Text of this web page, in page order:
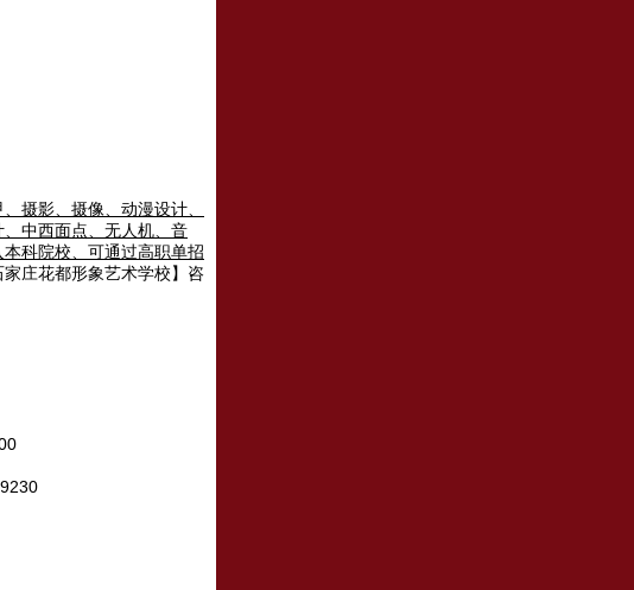
摄影、摄像、动漫设计、
中西面点、无人机、音
科院校、可通过高职单招
家庄花都形象艺术学校】咨